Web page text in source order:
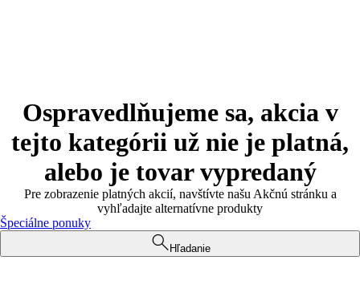
Ospravedlňujeme sa, akcia v
tejto kategórii už nie je platná,
alebo je tovar vypredaný
Pre zobrazenie platných akcií, navštívte našu Akčnú stránku a
vyhľadajte alternatívne produkty
Špeciálne ponuky
Hľadanie